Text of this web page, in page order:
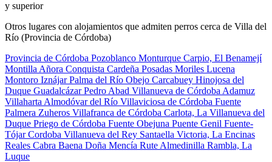
y superior
Otros lugares con alojamientos que admiten perros cerca de Villa del
Río (Provincia de Córdoba)
Provincia de Córdoba Pozoblanco Monturque Carpio, El Benamejí
Montilla Añora Conquista Cardeña Posadas Moriles Lucena
Montoro IznájarPalma del Río Obejo Carcabuey Hinojosa del
Duque GuadalcázarPedro Abad Villanueva de Córdoba Adamuz
Villaharta Almodóvar del Río Villaviciosa de Córdoba Fuente
Palmera Zuheros Villafranca de Córdoba Carlota, La Villanueva del
Duque Priego de Córdoba Fuente Obejuna Puente Genil Fuente-
TójarCordoba Villanueva del Rey Santaella Victoria, La Encinas
Reales Cabra Baena Doña Mencía Rute Almedinilla Rambla, La
Luque